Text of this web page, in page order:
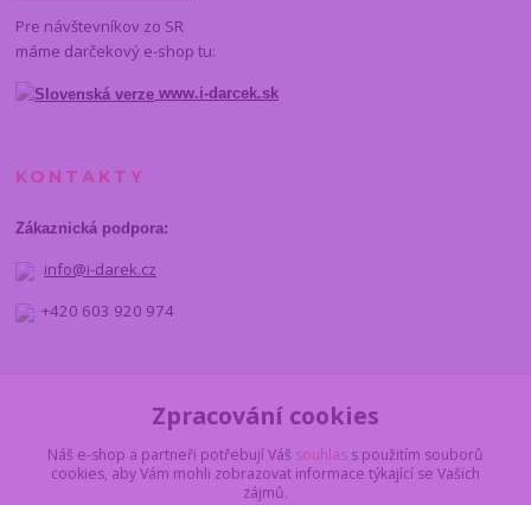
Pre návštevníkov zo SR
máme darčekový e-shop tu:
www.i-darcek.sk
KONTAKTY
Zákaznická podpora:
info@i-darek.cz
+420 603 920 974
Zpracování cookies
Náš e-shop a partneři potřebují Váš souhlas s použitím souborů
cookies, aby Vám mohli zobrazovat informace týkající se Vašich
zájmů.